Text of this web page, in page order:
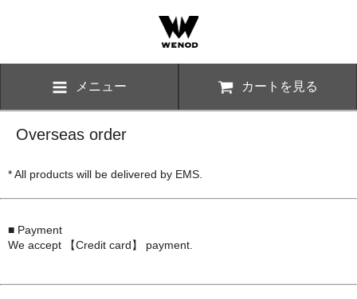
メニュー カートを見る
Overseas order
* All products will be delivered by EMS.
■ Payment
We accept 【Credit card】 payment.